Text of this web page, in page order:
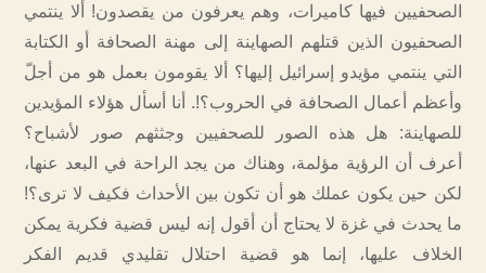
الصحفيين فيها كاميرات، وهم يعرفون من يقصدون! ألا ينتمي
الصحفيون الذين قتلهم الصهاينة إلى مهنة الصحافة أو الكتابة
التي ينتمي مؤيدو إسرائيل إليها؟ ألا يقومون بعمل هو من أجلّ
وأعظم أعمال الصحافة في الحروب؟!. أنا أسأل هؤلاء المؤيدين
للصهاينة: هل هذه الصور للصحفيين وجثثهم صور لأشباح؟
أعرف أن الرؤية مؤلمة، وهناك من يجد الراحة في البعد عنها،
لكن حين يكون عملك هو أن تكون بين الأحداث فكيف لا ترى؟!
ما يحدث في غزة لا يحتاج أن أقول إنه ليس قضية فكرية يمكن
الخلاف عليها، إنما هو قضية احتلال تقليدي قديم الفكر